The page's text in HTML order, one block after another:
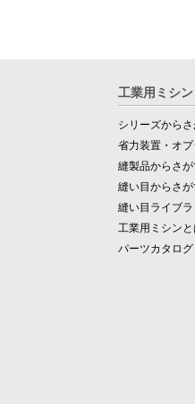
工業用ミシン
シリーズから
省力装置・オ
縫製品からさ
縫い目からさ
縫い目ライブラ
工業用ミシンと
パーツカタログ